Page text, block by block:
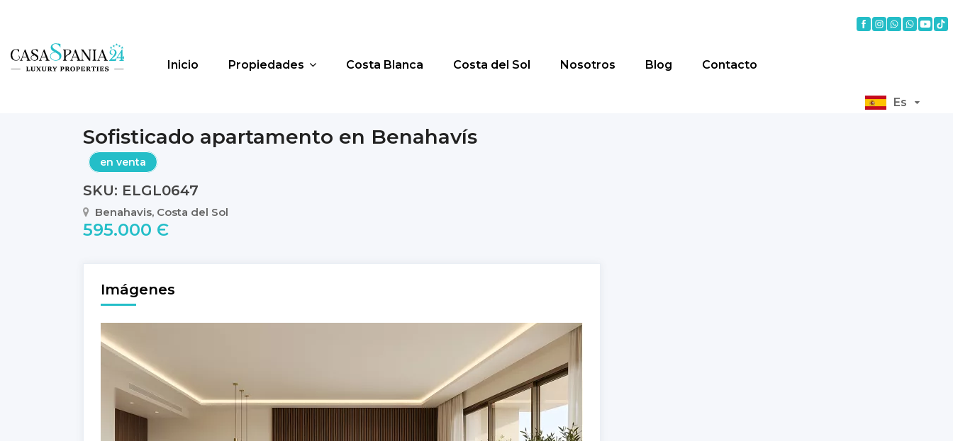
Inicio Propiedades Costa Blanca Costa del Sol Nosotros Blog Contacto
Es
Sofisticado apartamento en Benahavís
en venta
SKU: ELGL0647
Benahavis, Costa del Sol
595.000 Є
Imágenes